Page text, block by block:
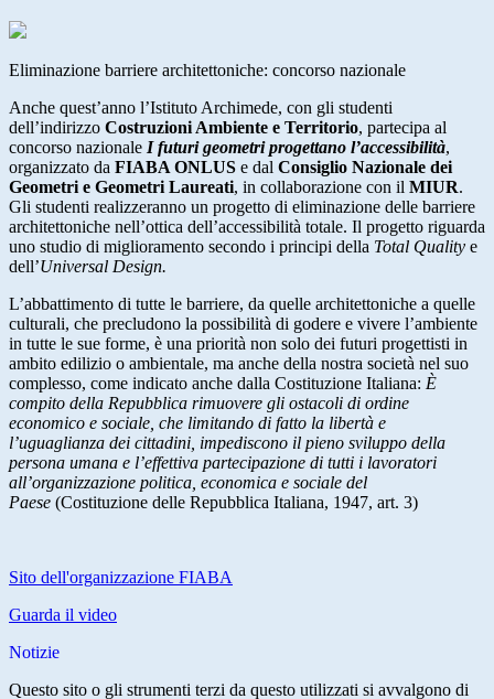
Eliminazione barriere architettoniche: concorso nazionale
Anche quest’anno l’Istituto Archimede, con gli studenti
dell’indirizzo Costruzioni Ambiente e Territorio, partecipa al
concorso nazionale I futuri geometri progettano l’accessibilità,
organizzato da FIABA ONLUS e dal Consiglio Nazionale dei
Geometri e Geometri Laureati, in collaborazione con il MIUR.
Gli studenti realizzeranno un progetto di eliminazione delle barriere
architettoniche nell’ottica dell’accessibilità totale. Il progetto riguarda
uno studio di miglioramento secondo i principi della Total Quality e
dell’Universal Design.
L’abbattimento di tutte le barriere, da quelle architettoniche a quelle
culturali, che precludono la possibilità di godere e vivere l’ambiente
in tutte le sue forme, è una priorità non solo dei futuri progettisti in
ambito edilizio o ambientale, ma anche della nostra società nel suo
complesso, come indicato anche dalla Costituzione Italiana: È
compito della Repubblica rimuovere gli ostacoli di ordine
economico e sociale, che limitando di fatto la libertà e
l’uguaglianza dei cittadini, impediscono il pieno sviluppo della
persona umana e l’effettiva partecipazione di tutti i lavoratori
all’organizzazione politica, economica e sociale del
Paese (Costituzione delle Repubblica Italiana, 1947, art. 3)
Sito dell'organizzazione FIABA
Guarda il video
Notizie
Questo sito o gli strumenti terzi da questo utilizzati si avvalgono di